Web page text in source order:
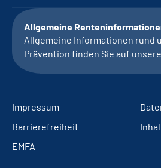
Allgemeine
Allgemeine Informationen rund
Prävention finden Sie auf
Impressum
Barrierefreiheit
EMFA